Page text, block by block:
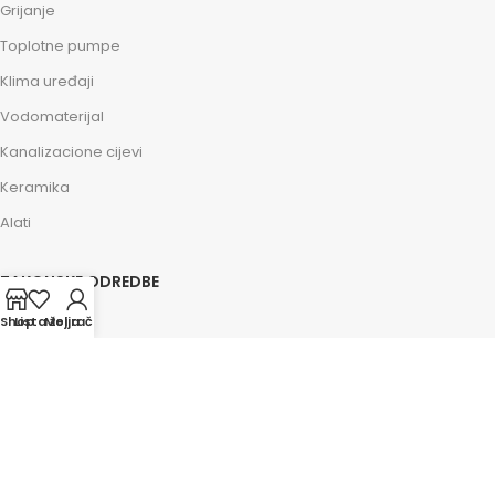
Grijanje
Toplotne pumpe
Klima uređaji
Vodomaterijal
Kanalizacione cijevi
Keramika
Alati
ZAKONSKE ODREDBE
Impressum
ShopLista želja
Moj račun